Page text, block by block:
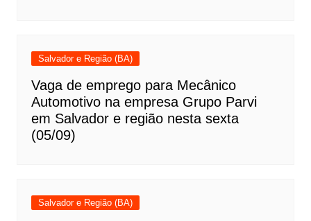
Salvador e Região (BA)
Vaga de emprego para Mecânico
Automotivo na empresa Grupo Parvi
em Salvador e região nesta sexta
(05/09)
Salvador e Região (BA)